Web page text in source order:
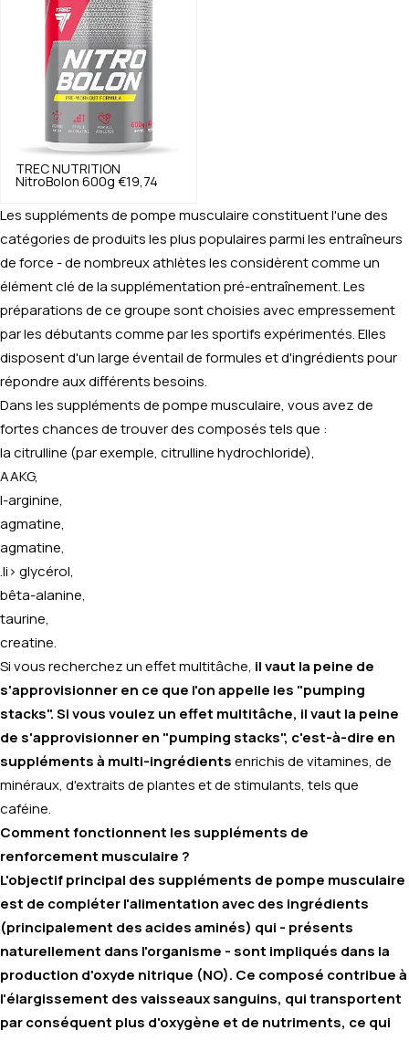
TREC NUTRITION
NitroBolon 600g €19,74
Les suppléments de pompe musculaire constituent l'une des
catégories de produits les plus populaires parmi les entraîneurs
de force - de nombreux athlètes les considèrent comme un
élément clé de la supplémentation pré-entraînement. Les
préparations de ce groupe sont choisies avec empressement
par les débutants comme par les sportifs expérimentés. Elles
disposent d'un large éventail de formules et d'ingrédients pour
répondre aux différents besoins.
Dans les suppléments de pompe musculaire, vous avez de
fortes chances de trouver des composés tels que :
la citrulline (par exemple, citrulline hydrochloride),
AAKG,
l-arginine,
agmatine,
agmatine,
.li> glycérol,
bêta-alanine,
taurine,
creatine
Si vous recherchez un effet multitâche, il vaut la peine de
s'approvisionner en ce que l'on appelle les "pumping
stacks". Si vous voulez un effet multitâche, il vaut la peine
de s'approvisionner en "pumping stacks", c'est-à-dire en
suppléments à multi-ingrédients enrichis de vitamines, de
minéraux, d'extraits de plantes et de stimulants, tels que
caféine
Comment fonctionnent les suppléments de
renforcement musculaire ?
L'objectif principal des suppléments de pompe musculaire
est de compléter l'alimentation avec des ingrédients
(principalement des acides aminés) qui - présents
naturellement dans l'organisme - sont impliqués dans la
production d'oxyde nitrique (NO). Ce composé contribue à
l'élargissement des vaisseaux sanguins, qui transportent
par conséquent plus d'oxygène et de nutriments, ce qui